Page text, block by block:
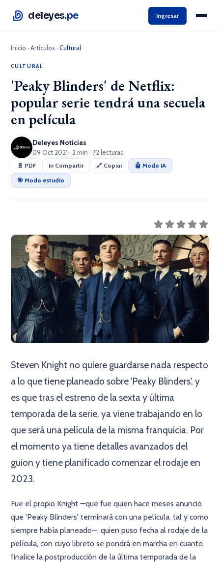
deleyes.pe Ingresar
Inicio ·Artículos ·Cultural
CULTURAL
'Peaky Blinders' de Netflix:
popular serie tendrá una secuela
en película
Deleyes Noticias
09 Oct 2021 · 2 min · 72 lecturas
📄 PDF in Compartir 🔗 Copiar
🤖 Modo IA
🎯 Modo estudio
Steven Knight no quiere guardarse nada respecto
a lo que tiene planeado sobre 'Peaky Blinders', y
es que tras el estreno de la sexta y última
temporada de la serie, ya viene trabajando en lo
que será una película de la misma franquicia. Por
el momento ya tiene detalles avanzados del
guion y tiene planificado comenzar el rodaje en
2023.
Fue el propio Knight —que fue quien hace meses anunció
que 'Peaky Blinders' terminará con una película, tal y como
siempre había planeado—, quien puso fecha al rodaje de la
película, con cuyo libreto se pondrá en marcha en cuanto
finalice la postproducción de la última temporada de la